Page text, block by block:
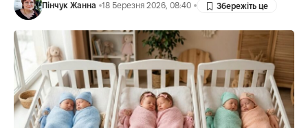
Пінчук Жанна 18 Березня 2026, 08:40